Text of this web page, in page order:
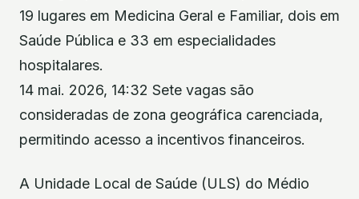
19 lugares em Medicina Geral e Familiar, dois em
Saúde Pública e 33 em especialidades
hospitalares.
14 mai. 2026, 14:32 Sete vagas são
consideradas de zona geográfica carenciada,
permitindo acesso a incentivos financeiros.
A Unidade Local de Saúde (ULS) do Médio